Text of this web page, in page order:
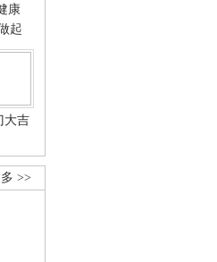
康
起
大吉
>>